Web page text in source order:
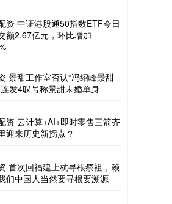
资 中证港股通50指数ETF今日
额2.67亿元，环比增加
景甜工作室否认“冯绍峰景甜
发4叹号称景甜未婚单身
资 云计算+AI+即时零售三箭齐
迎来历史新拐点？
首次回福建上杭寻根祭祖，赖
们中国人当然要寻根要溯源